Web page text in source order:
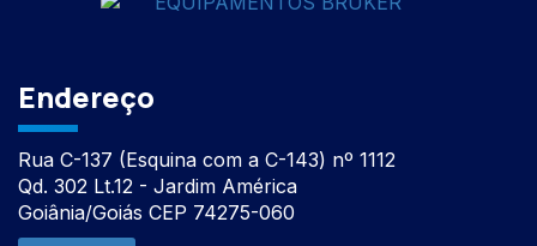
Endereço
Rua C-137 (Esquina com a C-143) nº 1112
Qd. 302 Lt.12 - Jardim América
Goiânia/Goiás CEP 74275-060